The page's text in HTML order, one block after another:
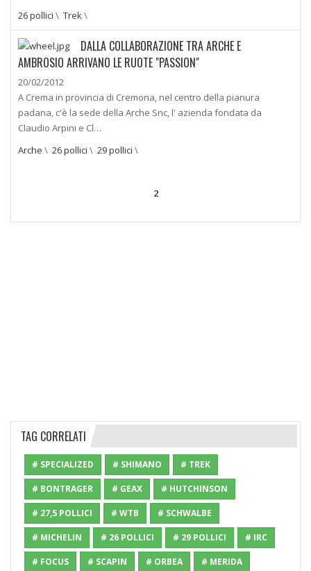
26 pollici \ Trek \
DALLA COLLABORAZIONE TRA ARCHE E
AMBROSIO ARRIVANO LE RUOTE "PASSION"
20/02/2012
A Crema in provincia di Cremona, nel centro della pianura
padana, c'è la sede della Arche Snc, l' azienda fondata da
Claudio Arpini e Cl…
Arche \ 26 pollici \ 29 pollici \
2
TAG CORRELATI
# SPECIALIZED # SHIMANO # TREK
# BONTRAGER # GEAX # HUTCHINSON
# 27,5 POLLICI # WTB # SCHWALBE
# MICHELIN # 26 POLLICI # 29 POLLICI # IRC
# FOCUS # SCAPIN # ORBEA # MERIDA